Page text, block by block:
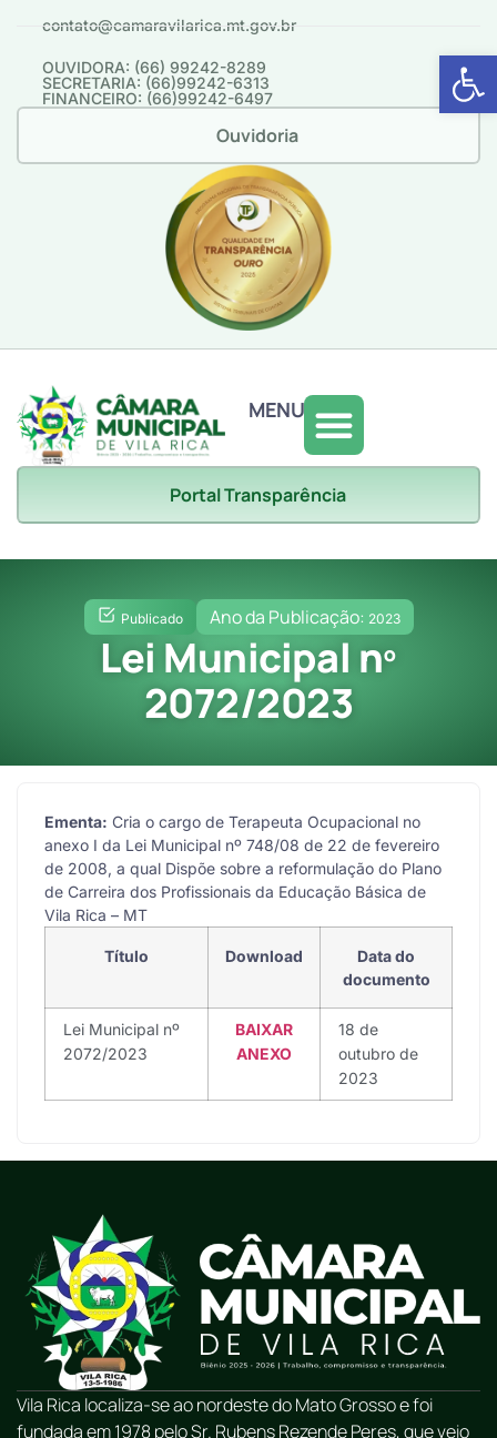
Abrir
contato@camaravilarica.mt.gov.br
OUVIDORA: (66) 99242-8289
SECRETARIA: (66)99242-6313
FINANCEIRO: (66)99242-6497
Ouvidoria
MENU
Portal Transparência
Publicado Ano da Publicação: 2023
Lei Municipal nº
2072/2023
Ementa: Cria o cargo de Terapeuta Ocupacional no
anexo I da Lei Municipal nº 748/08 de 22 de fevereiro
de 2008, a qual Dispõe sobre a reformulação do Plano
de Carreira dos Profissionais da Educação Básica de
Vila Rica – MT
Título Download
Data do
documento
Lei Municipal nº
2072/2023
BAIXAR
ANEXO
18 de
outubro de
2023
Vila Rica localiza-se ao nordeste do Mato Grosso e foi
fundada em 1978 pelo Sr. Rubens Rezende Peres, que veio